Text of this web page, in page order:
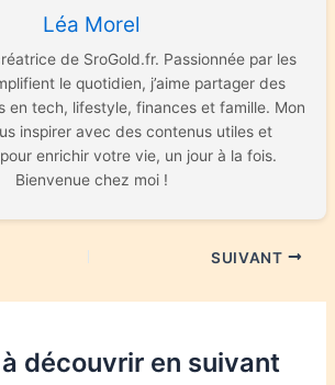
Léa Morel
de SroGold.fr. Passionnée par les
le quotidien, j’aime partager des
en tech, lifestyle, finances et famille. Mon
inspirer avec des contenus utiles et
enrichir votre vie, un jour à la fois.
Bienvenue chez moi !
SUIVANT
découvrir en suivant